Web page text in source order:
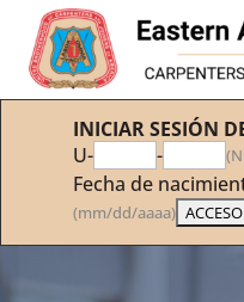
INICIAR SESIÓN
U-
-
Fecha de
(mm/dd/aaaa)